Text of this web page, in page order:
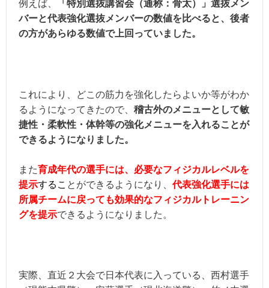
例えば、
「特別選抜講習会（通称：骨太）」選抜メン
バーと代表強化選抜メンバーの数値を比べると、後者
の方があらゆる数値で上回っていました。
これにより、どこの筋力を強化したらよいか等がわか
るようになってきたので、 稽古外のメニューとして敏
捷性・柔軟性・体幹等の強化メニューを入れることが
できるようになりました。
また育成年代の選手には、必要なフィジカルレベルを
提示する こ とができるようになり、代表強化選手には
所属チームに戻っても効果的なフィジカルトレーニン
グを提示できるようになりました。
実際、直近２大会で日本代表に入っている、西村選手